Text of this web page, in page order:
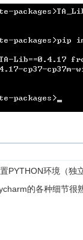
PYTHON环境（独
的各种细节很